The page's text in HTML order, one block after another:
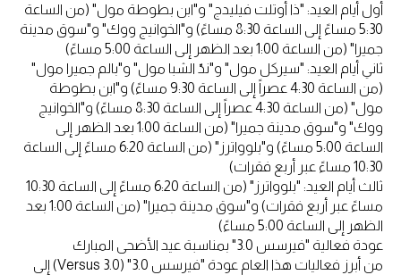
أول أيام العيد: "ذا أوتلت فيليدج" و"ابن بطوطة مول" (من الساعة
5:30 مساءً إلى الساعة 8:30 مساءً) و"الخوانيج ووك" و"سوق مدينة
جميرا" (من الساعة 1:00 بعد الظهر إلى الساعة 5:00 مساءً)
ثاني أيام العيد: "سيركل مول" و"ندّ الشبا مول" و"بالم جميرا مول"
(من الساعة 4:30 عصراً إلى الساعة 9:30 مساءً) و"ابن بطوطة
مول" (من الساعة 4:30 عصراً إلى الساعة 8:30 مساءً) و"الخوانيج
ووك" و"سوق مدينة جميرا" (من الساعة 1:00 بعد الظهر إلى
الساعة 5:00 مساءً) و"بلوواترز" (من الساعة 6:20 مساءً إلى الساعة
10:30 مساءً عبر أربع فقرات)
ثالث أيام العيد: "بلوواترز" (من الساعة 6:20 مساءً إلى الساعة 10:30
مساءً عبر أربع فقرات) و"سوق مدينة جميرا" (من الساعة 1:00 بعد
الظهر إلى الساعة 5:00 مساءً)
عودة فعالية "فيرسس 3.0" بمناسبة عيد الأضحى المبارك
من أبرز فعاليات هذا العام عودة "فيرسس 3.0" (Versus 3.0) إلى